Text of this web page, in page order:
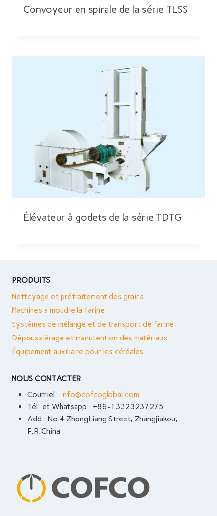
Convoyeur en spirale de la série TLSS
Élévateur à godets de la série TDTG
PRODUITS
Nettoyage et prétraitement des grains
Machines à moudre la farine
Systèmes de mélange et de transport de farine
Dépoussiérage et manutention des matériaux
Équipement auxiliaire pour les céréales
NOUS CONTACTER
Courriel : info@cofcoglobal.com
Tél. et Whatsapp : +86-13323237275
Add : No.4 ZhongLiang Street, Zhangjiakou,
P.R.China